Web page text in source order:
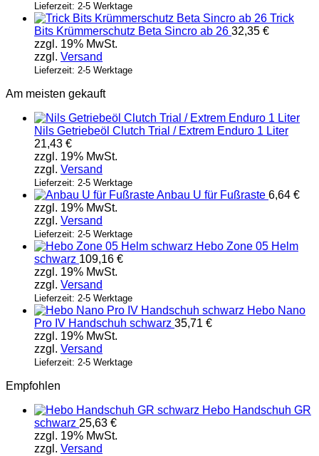
Lieferzeit: 2-5 Werktage
Trick
Bits Krümmerschutz Beta Sincro ab 26 32,35 €
zzgl. 19% MwSt.
zzgl. Versand
Lieferzeit: 2-5 Werktage
Am meisten gekauft
Nils Getriebeöl Clutch Trial / Extrem Enduro 1 Liter
21,43 €
zzgl. 19% MwSt.
zzgl. Versand
Lieferzeit: 2-5 Werktage
Anbau U für Fußraste 6,64 €
zzgl. 19% MwSt.
zzgl. Versand
Lieferzeit: 2-5 Werktage
Hebo Zone 05 Helm
schwarz 109,16 €
zzgl. 19% MwSt.
zzgl. Versand
Lieferzeit: 2-5 Werktage
Hebo Nano
Pro IV Handschuh schwarz 35,71 €
zzgl. 19% MwSt.
zzgl. Versand
Lieferzeit: 2-5 Werktage
Empfohlen
Hebo Handschuh GR
schwarz 25,63 €
zzgl. 19% MwSt.
zzgl. Versand